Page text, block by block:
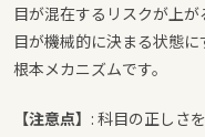
目が混在するリスクが上
目が機械的に決まる状態
根本メカニズムです。
【注意点】 : 科目の正しさ